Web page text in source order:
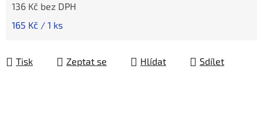
136 Kč bez DPH
Měrná cena:
165 Kč / 1 ks
Tisk Zeptat se Hlídat Sdílet